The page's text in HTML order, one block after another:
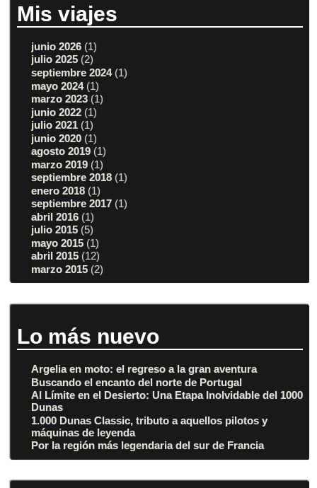
Mis viajes
junio 2026 (1)
julio 2025 (2)
septiembre 2024(1)
mayo 2024(1)
marzo 2023 (1)
junio 2022 (1)
julio 2021 (1)
junio 2020 (1)
agosto 2019 (1)
marzo 2019 (1)
septiembre 2018 (1)
enero 2018 (1)
septiembre 2017 (1)
abril 2016 (1)
julio 2015 (5)
mayo 2015 (1)
abril 2015 (12)
marzo 2015 (2)
Lo más nuevo
Argelia en moto: el regreso a la gran aventura
Buscando el encanto del norte de Portugal
Al Límite en el Desierto: Una Etapa Inolvidable del 1000
Dunas
1.000 Dunas Classic, tributo a aquellos pilotos y
máquinas de leyenda
Por la región más legendaria del sur de Francia